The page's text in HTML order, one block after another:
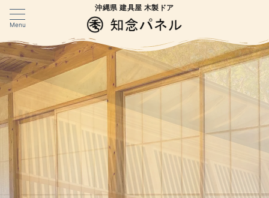
Menu
沖縄県 建具屋 木製ドア